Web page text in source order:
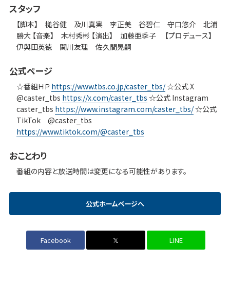
スタッフ
【脚本】 槌谷健 及川真実 李正美 谷碧仁 守口悠介 北浦
勝大 【音楽】 木村秀彬 【演出】 加藤亜季子 【プロデュース】
伊與田英徳 関川友理 佐久間晃嗣
公式ページ
☆番組ＨＰ https://www.tbs.co.jp/caster_tbs/☆公式 X
@caster_tbs https://x.com/caster_tbs ☆公式 Instagram
caster_tbs https://www.instagram.com/caster_tbs/☆公式
TikTok @caster_tbs
https://www.tiktok.com/@caster_tbs
おことわり
番組の内容と放送時間は変更になる可能性があります。
公式ホームページへ
Facebook 𝕏 LINE